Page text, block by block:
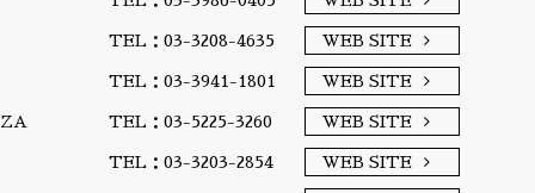
TEL：03-3208-4635 WEB SITE
TEL：03-3941-1801 WEB SITE
TEL：03-5225-3260 WEB SITE
TEL：03-3203-2854 WEB SITE